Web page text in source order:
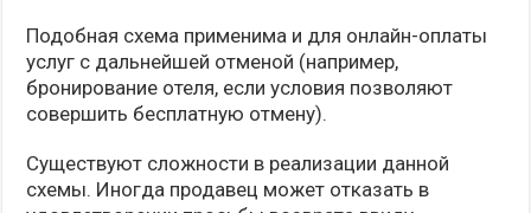
Подобная схема применима и для онлайн-оплаты
услуг с дальнейшей отменой (например,
бронирование отеля, если условия позволяют
совершить бесплатную отмену).
Существуют сложности в реализации данной
схемы. Иногда продавец может отказать в